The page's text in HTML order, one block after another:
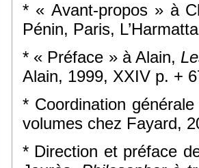
* « Avant-propos » à
Pénin, Paris,
* « Préface » à Alain,
Alain, 1999, XXIV p. +
* Coordination
volumes chez Fayard,
* Direction et préface